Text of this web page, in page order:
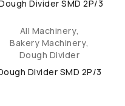
All Machinery,
Bakery Machinery,
Dough Divider
Divider SMD 2P/3